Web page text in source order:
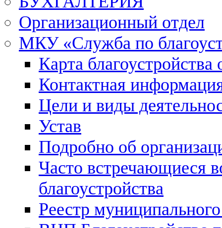
Организационный отдел
МКУ «Служба по
Карта благоустройства
Контактная
Цели и виды
Устав
Подробно об
Часто встречающиеся
благоустройства
Реестр